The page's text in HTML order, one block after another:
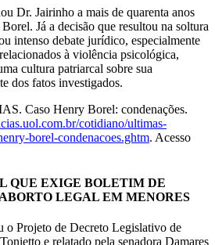
Dr. Jairinho a mais de quarenta anos
Já a decisão que resultou na soltura
intenso debate jurídico, especialmente
à violência psicológica,
cultura patriarcal sobre sua
dos fatos investigados.
Caso Henry Borel: condenações.
cotidiano/ultimas-
borel-condenacoes.ghtm. Acesso
QUE EXIGE BOLETIM DE
LEGAL EM MENORES
o Projeto de Decreto Legislativo de
e relatado pela senadora Damares